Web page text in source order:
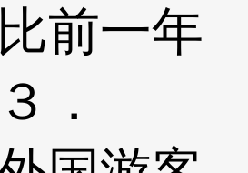
前一年
．